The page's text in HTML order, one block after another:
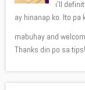
i’ll
ay hinanap ko. Ito pa
mabuhay and
Thanks din po sa tips!